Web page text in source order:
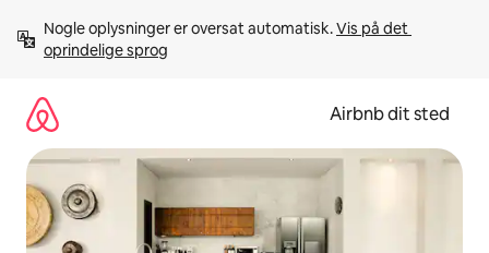
videre
Nogle oplysninger er oversat automatisk. Vis på det
oprindelige sprog
Airbnb dit sted